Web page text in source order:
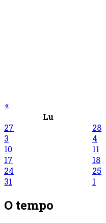
«
Lu
27
28
3
4
10
11
17
18
24
25
31
1
O tempo